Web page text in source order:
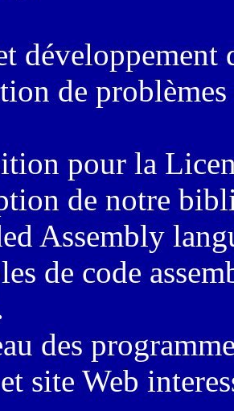
développement
de
pour la
de notre
Assembly
de code
des
site Web